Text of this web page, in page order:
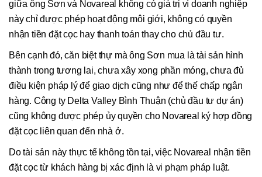
giữa ông Sơn và Novareal không có giá trị vì doanh nghiệp
này chỉ được phép hoạt động môi giới, không có quyền
nhận tiền đặt cọc hay thanh toán thay cho chủ đầu tư.
Bên cạnh đó, căn biệt thự mà ông Sơn mua là tài sản hình
thành trong tương lai, chưa xây xong phần móng, chưa đủ
điều kiện pháp lý để giao dịch cũng như để thế chấp ngân
hàng. Công ty Delta Valley Bình Thuận (chủ đầu tư dự án)
cũng không được phép ủy quyền cho Novareal ký hợp đồng
đặt cọc liên quan đến nhà ở.
Do tài sản này thực tế không tồn tại, việc Novareal nhận tiền
đặt cọc từ khách hàng bị xác định là vi phạm pháp luật.